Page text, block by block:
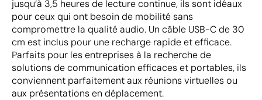
jusqu’à 3,5 heures de lecture continue, ils sont idéaux
pour ceux qui ont besoin de mobilité sans
compromettre la qualité audio. Un câble USB-C de 30
cm est inclus pour une recharge rapide et efficace.
Parfaits pour les entreprises à la recherche de
solutions de communication efficaces et portables, ils
conviennent parfaitement aux réunions virtuelles ou
aux présentations en déplacement.